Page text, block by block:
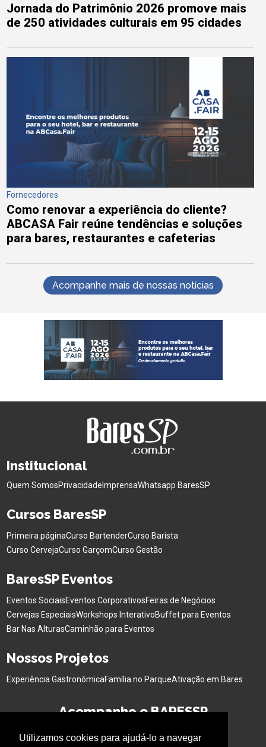
Utilizamos cookies para ajudá-lo a navegar
Jornada do Patrimônio 2026 promove mais
de 250 atividades culturais em 95 cidades
Fornecedores
Como renovar a experiência do cliente?
ABCASA Fair reúne tendências e soluções
para bares, restaurantes e cafeterias
Acompanhe mais de nossas notícias
Institucional
Quem SomosPrivacidade ImprensaWhatsapp BaresSP
Cursos BaresSP
Primeira páginaCurso BartenderCurso Barista
Curso CervejaCurso GarçomCurso Gestão
BaresSP Eventos
Eventos SociaisEventos CorporativosFeiras de Negócios
Cervejas EspeciaisWorkshops InterativoBuffet para Eventos
Bar Nas AlturasCaminhão para Eventos
Nossos Projetos
Experiência GastronômicaFamília no ParqueAtivação em Bares
Acompanhe o BARESSP